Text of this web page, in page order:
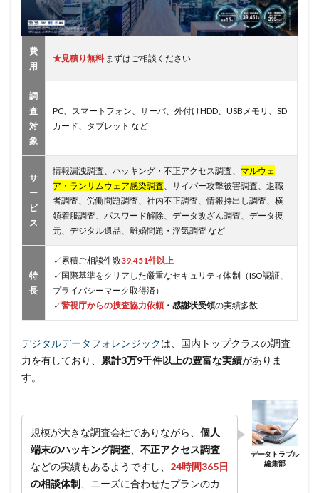
費
用
★見積り無料 まずはご相談ください
調
査
対
象
PC、スマートフォン、サーバ、外付けHDD、USBメモリ、SD
カード、タブレット など
サ
ー
ビ
ス
情報漏洩調査、ハッキング・不正アクセス調査、 マルウェ
ア・ランサムウェア感染調査、サイバー攻撃被害調査、退職
者調査、労働問題調査、社内不正調査、情報持出し調査、横
領着服調査、パスワード解除、データ改ざん調査、データ復
元、デジタル遺品、離婚問題・浮気調査 など
特
長
✓累積ご相談件数39,451件以上
✓国際基準をクリアした厳重なセキュリティ体制（ISO認証、
プライバシーマーク取得済）
✓警視庁からの捜査協力依頼 ・感謝状受領の実績多数
デジタルデータフォレンジックは、国内トップクラスの調査
力を有しており、 累計3万9千件以上の豊富な実績がありま
す。
規模が大きな調査会社でありながら、 個人
端末のハッキング調査
不正アクセス調査
などの実績もあるようですし、 24時間365日
の相談体制 、ニーズに合わせたプランのカ